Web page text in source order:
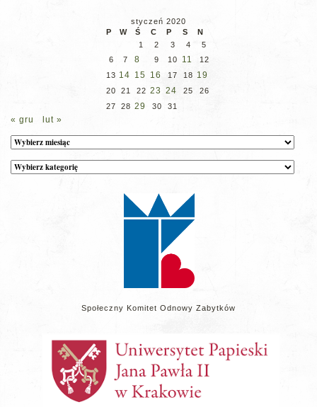
styczeń 2020
P
W Ś C P S
N
1
2 3 4
5
6
7 8 9 10 11
12
13 14 15 16 17 18 19
20 21 22 23 24 25
26
27
28 29 30 31
« gru lut »
Archiwum
Kategorie
wpisów
Społeczny Komitet Odnowy Zabytków